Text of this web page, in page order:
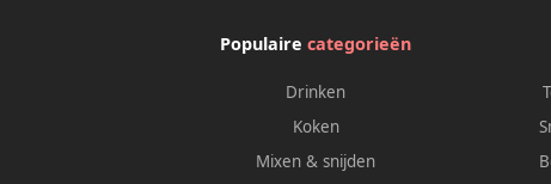
Populairecategorieën
Drinken
Koken
Mixen & snijden